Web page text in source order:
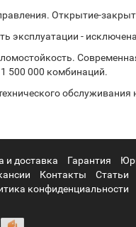
Открытие-
эксплуатации -
500 000 комбинаций.
и доставка Гарантия
Контакты Статьи
конфиденциальности